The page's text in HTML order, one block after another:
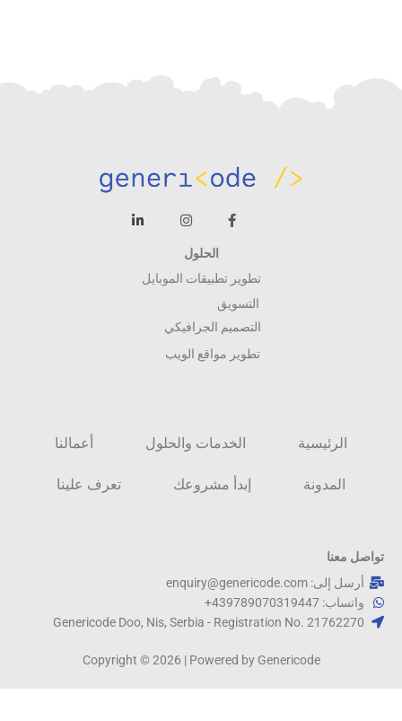
الحلول
تطوير تطبيقات الموبايل
التسويق
التصميم الجرافيكي
تطوير مواقع الويب
الرئيسية الخدمات والحلول أعمالنا
المدونة إبدأ مشروعك تعرف علينا
تواصل معنا
أرسل إلى: enquiry@genericode.com
واتساب: 439789070319447+
Genericode Doo, Nis, Serbia - Registration No. 21762270​
Copyright © 2026 | Powered by Genericode